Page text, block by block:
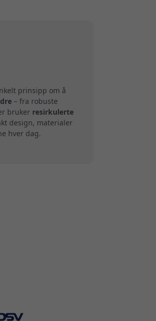
prinsipp om å
– fra robuste
bruker resirkulerte
design, materialer
hver dag.